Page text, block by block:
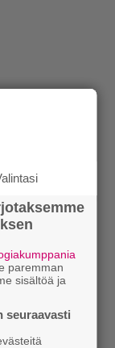
paremman
sisältöä ja
seuraavasti